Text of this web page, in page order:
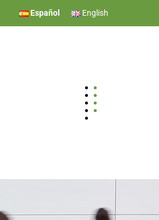
Español English